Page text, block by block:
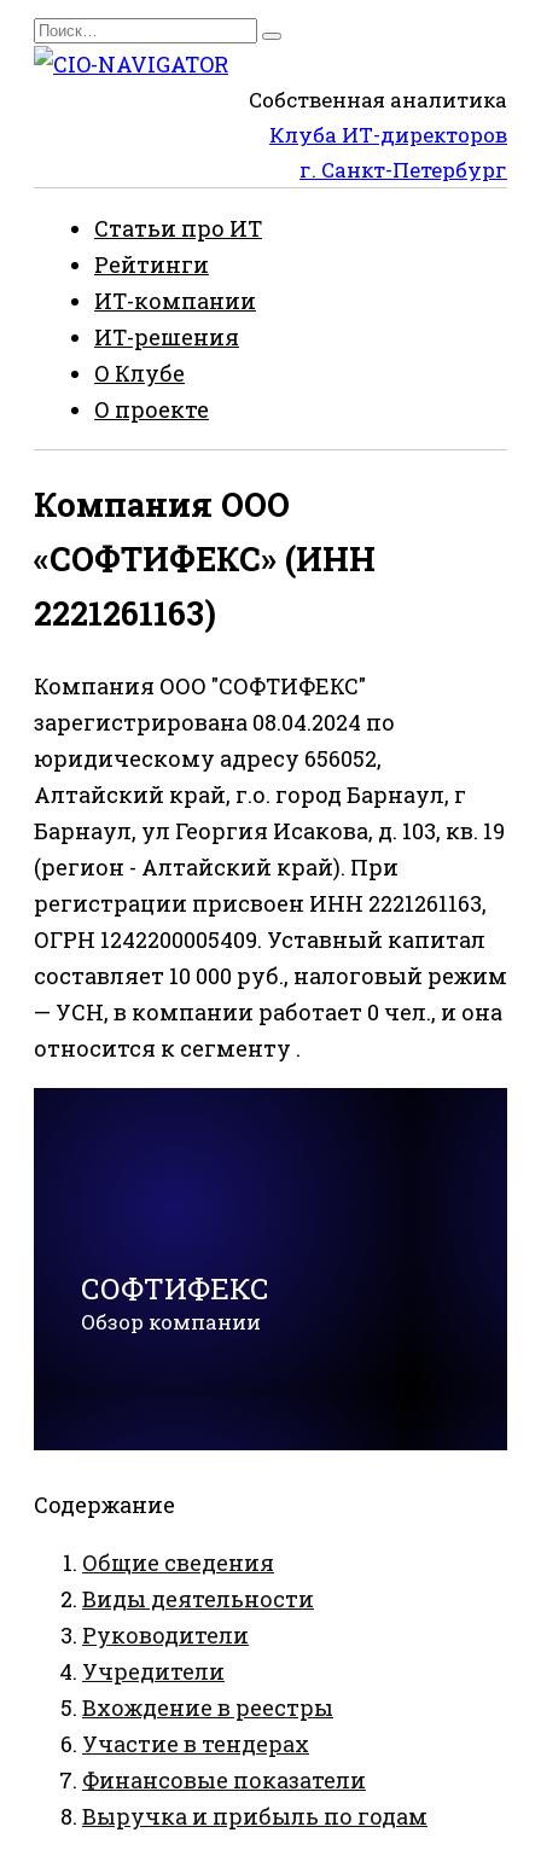
Перейти
к
Search
for:
Собственная аналитика
Клуба ИТ-директоров
г. Санкт-Петербург
Статьи про ИТ
Рейтинги
ИТ-компании
ИТ-решения
О Клубе
О проекте
Компания ООО
«СОФТИФЕКС» (ИНН
2221261163)
Компания ООО "СОФТИФЕКС"
зарегистрирована 08.04.2024 по
юридическому адресу 656052,
Алтайский край, г.о. город Барнаул, г
Барнаул, ул Георгия Исакова, д. 103, кв. 19
(регион - Алтайский край). При
регистрации присвоен ИНН 2221261163,
ОГРН 1242200005409. Уставный капитал
составляет 10 000 руб., налоговый режим
— УСН, в компании работает 0 чел., и она
относится к сегменту .
СОФТИФЕКС
Обзор компании
Содержание
Общие сведения
Виды деятельности
Руководители
Учредители
Вхождение в реестры
Участие в тендерах
Финансовые показатели
Выручка и прибыль по годам